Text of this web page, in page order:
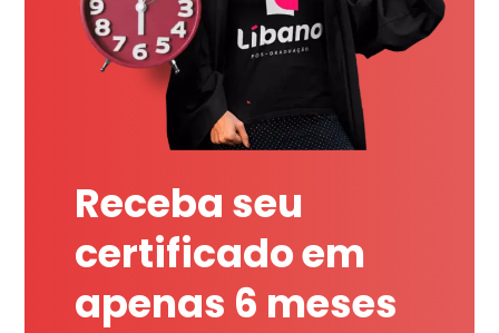
Receba seu
certificado em
apenas 6 meses